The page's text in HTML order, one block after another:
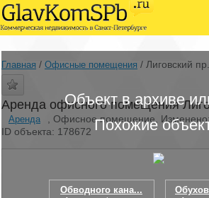
Объект в архиве
Похожие
Обводного кана...
Главная / Офисные помещения / Лиговский
Аренда офисного помещения
Аренда
, Офисное помещение,
ID объекта: 178672